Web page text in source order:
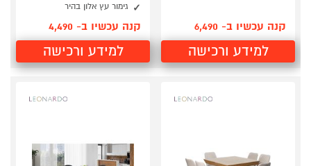
קנה עכשיו ב- 6,490
למידע ורכישה
גימור עץ אלון בהיר
קנה עכשיו ב- 4,490
למידע ורכישה